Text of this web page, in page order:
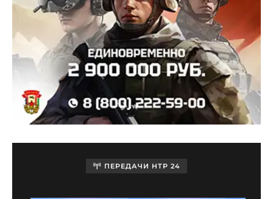
ПЕРЕДАЧИ НТР 24